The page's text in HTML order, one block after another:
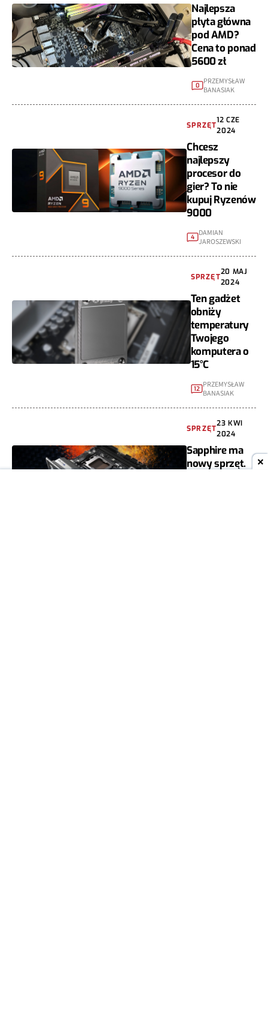
Najlepsza
płyta główna
pod AMD?
Cena to ponad
5600 zł
0
PRZEMYSŁAW
BANASIAK
SPRZĘT
12 CZE
2024
Chcesz
najlepszy
procesor do
gier? To nie
kupuj Ryzenów
9000
4
DAMIAN
JAROSZEWSKI
SPRZĘT
20 MAJ
2024
Ten gadżet
obniży
temperatury
Twojego
komputera o
15°C
12 PRZEMYSŁAW
BANASIAK
SPRZĘT
23 KWI
2024
Sapphire ma
nowy sprzęt.